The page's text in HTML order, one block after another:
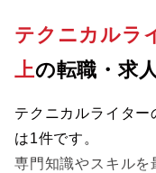
テクニカルラ
上の転職・求
テクニカルライタ
は1件です。
専門知識やスキルを